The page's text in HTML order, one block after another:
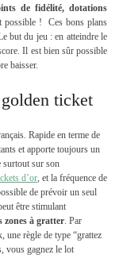
de fidélité, dotations
possible ! Ces bons plans
but du jeu : en atteindre le
Il est bien sûr possible
baisser.
ticket
Rapide en terme de
et apporte toujours un
surtout sur son
d’or, et la fréquence de
de prévoir un seul
être stimulant
zones à gratter. Par
une règle de type “grattez
vous gagnez le lot